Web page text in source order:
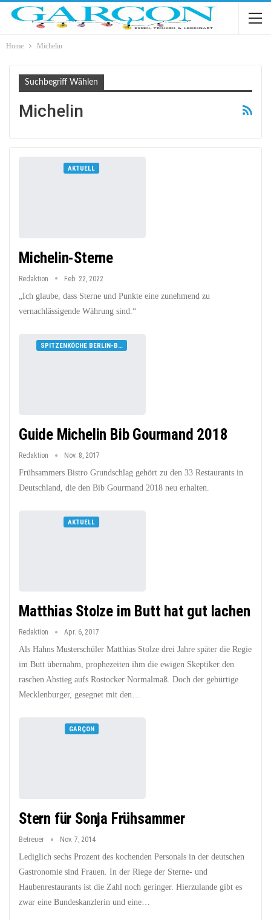
Home Michelin
Suchbegriff Wählen
Michelin
AKTUELL
Michelin-Sterne
Redaktion Feb. 22, 2022
„Ich glaube, dass Sterne und Punkte eine zunehmend zu
vernachlässigende Währung sind.“
SPITZENKÖCHE BERLIN-BRANDENBURG
Guide Michelin Bib Gourmand 2018
Redaktion Nov. 8, 2017
Frühsammers Bistro Grundschlag gehört zu den 33 Restaurants in
Deutschland, die den Bib Gourmand 2018 neu erhalten.
AKTUELL
Matthias Stolze im Butt hat gut lachen
Redaktion Apr. 6, 2017
Als Hahns Musterschüler Matthias Stolze drei Jahre später die Regie
im Butt übernahm, prophezeiten ihm die ewigen Skeptiker den
raschen Abstieg aufs Rostocker Normalmaß. Doch der gebürtige
Mecklenburger, gesegnet mit den…
GARÇON
Stern für Sonja Frühsammer
Betreuer Nov. 7, 2014
Lediglich sechs Prozent des kochenden Personals in der deutschen
Gastronomie sind Frauen. In der Riege der Sterne- und
Haubenrestaurants ist die Zahl noch geringer. Hierzulande gibt es
zwar eine Bundeskanzlerin und eine…